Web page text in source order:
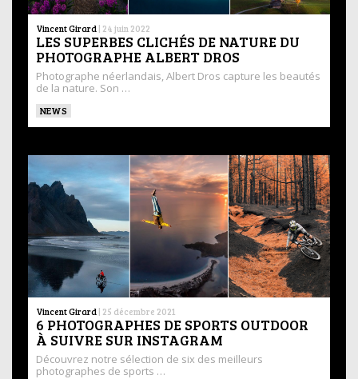
Vincent Girard | 24 juin 2022
LES SUPERBES CLICHÉS DE NATURE DU
PHOTOGRAPHE ALBERT DROS
Photographe néerlandais, Albert Dros capture les beautés
de la nature. Son …
NEWS
Vincent Girard | 25 décembre 2021
6 PHOTOGRAPHES DE SPORTS OUTDOOR
À SUIVRE SUR INSTAGRAM
Découvrez notre sélection de six des meilleurs
photographes de sports …